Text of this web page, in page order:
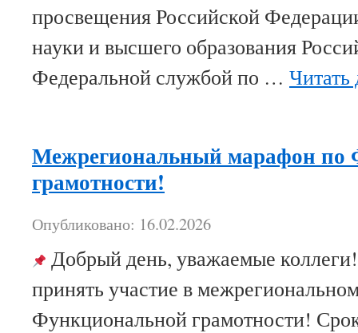
просвещения Российской
науки и высшего образования
Федеральной службой по … Читать
Межрегиональный марафон по
грамотности!
Опубликовано: 16.02.2026
Добрый день, уважаемые
принять участие в
Функциональной грамотности!